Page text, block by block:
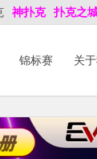
神扑克 扑克之
锦标赛 关